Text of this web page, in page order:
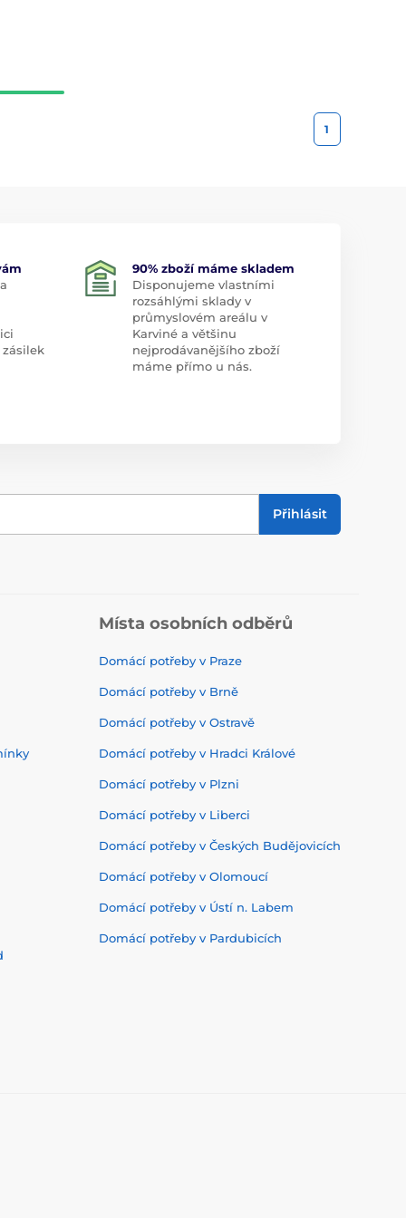
1
90% zboží máme skladem
Disponujeme vlastními
rozsáhlými sklady v
průmyslovém areálu v
Karviné a většinu
nejprodávanějšího zboží
máme přímo u nás.
Přihlásit
Místa osobních odběrů
Domácí potřeby v Praze
Domácí potřeby v Brně
Domácí potřeby v Ostravě
Domácí potřeby v Hradci Králové
Domácí potřeby v Plzni
Domácí potřeby v Liberci
Domácí potřeby v Českých Budějovicích
Domácí potřeby v Olomoucí
Domácí potřeby v Ústí n. Labem
Domácí potřeby v Pardubicích